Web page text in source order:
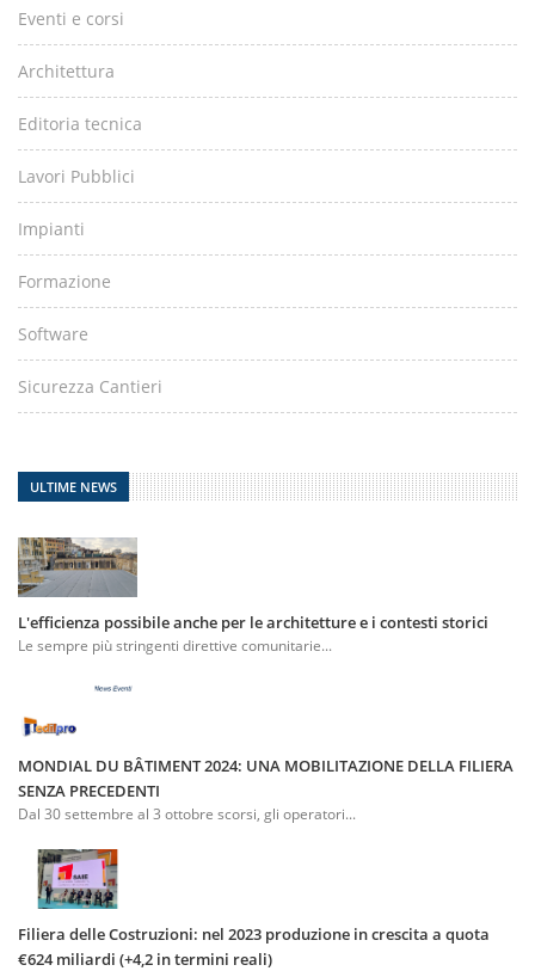
Eventi e corsi
Architettura
Editoria tecnica
Lavori Pubblici
Impianti
Formazione
Software
Sicurezza Cantieri
ULTIME NEWS
L'efficienza possibile anche per le architetture e i contesti storici
Le sempre più stringenti direttive comunitarie...
MONDIAL DU BÂTIMENT 2024: UNA MOBILITAZIONE DELLA FILIERA
SENZA PRECEDENTI
Dal 30 settembre al 3 ottobre scorsi, gli operatori...
Filiera delle Costruzioni: nel 2023 produzione in crescita a quota
€624 miliardi (+4,2 in termini reali)